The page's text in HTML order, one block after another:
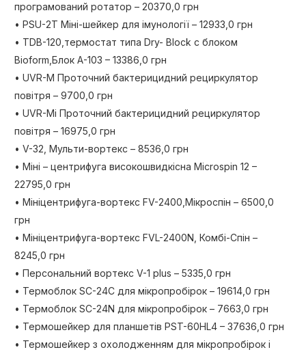
програмований ротатор – 20370,0 грн
• PSU-2T Міні-шейкер для імунології – 12933,0 грн
• TDB-120,термостат типа Dry- Block с блоком
Bioform,Блок А-103 – 13386,0 грн
• UVR-M Проточний бактерицидний рециркулятор
повітря – 9700,0 грн
• UVR-Mі Проточний бактерицидний рециркулятор
повітря – 16975,0 грн
• V-32, Мульти-вортекс – 8536,0 грн
• Міні – центрифуга високошвидкісна Microspin 12 –
22795,0 грн
• Мініцентрифуга-вортекс FV-2400,Мікроспін – 6500,0
грн
• Мініцентрифуга-вортекс FVL-2400N, Комбі-Спін –
8245,0 грн
• Персональний вортекс V-1 plus – 5335,0 грн
• Термоблок SC-24C для мікропробірок – 19614,0 грн
• Термоблок SC-24N для мікропробірок – 7663,0 грн
• Термошейкер для планшетів PST-60HL4 – 37636,0 грн
• Термошейкер з охолодженням для мікропробірок і